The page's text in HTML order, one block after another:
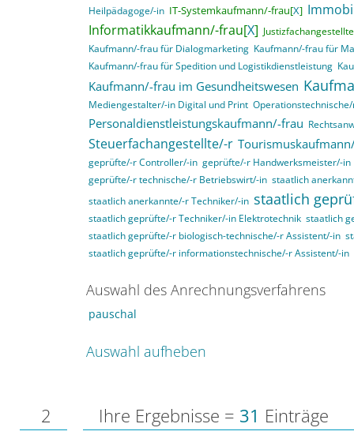
Heilpädagoge/-in IT-Systemkaufmann/-frau[X]
Informatikkaufmann/-frau[X]
Kaufmann/-frau für Dialogmarketing Kaufmann/-frau für
Kaufmann/-frau für Spedition und Logistikdienstleistung
Kaufmann/-frau im Gesundheitswesen
Mediengestalter/-in Digital und Print
Personaldienstleistungskaufmann/-frau
Steuerfachangestellte/-r
geprüfte/-r Controller/-in geprüfte/-r Handwerksmeister/-in
geprüfte/-r technische/-r Betriebswirt/-in staatlich
staatlich anerkannte/-r Techniker/-in staatlich
staatlich geprüfte/-r Techniker/-in Elektrotechnik staatlich
staatlich geprüfte/-r biologisch-technische/-r Assistent/-in
staatlich geprüfte/-r informationstechnische/-r Assistent/-in
Auswahl des Anrechnungsverfahrens
pauschal
Auswahl aufheben
2 Ihre Ergebnisse = 31 Einträge